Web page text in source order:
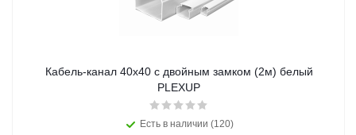
Кабель-канал 40х40 с двойным замком (2м) белый
PLEXUP
Есть в наличии (120)